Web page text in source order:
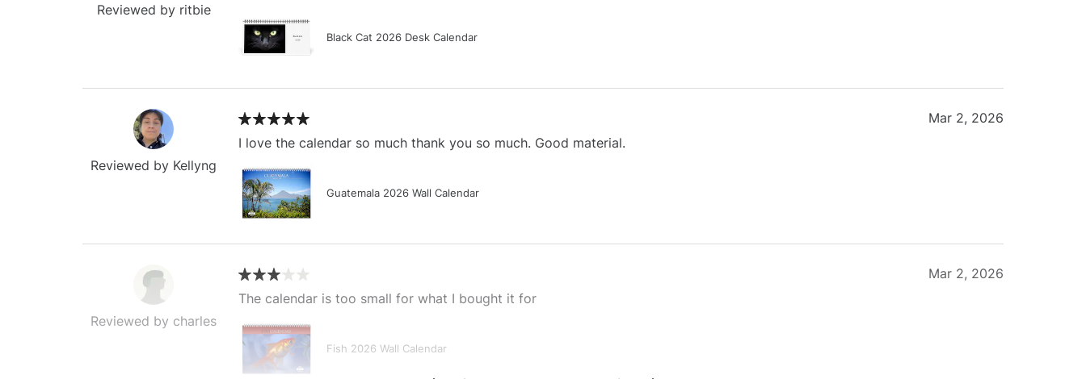
Reviewed by ritbie
Black Cat 2026 Desk Calendar
Reviewed by Kellyng
I love the calendar so much thank you so much. Good material.
Guatemala 2026 Wall Calendar
Mar 2, 2026
Reviewed by charles
The calendar is too small for what I bought it for
Fish 2026 Wall Calendar
Mar 2, 2026